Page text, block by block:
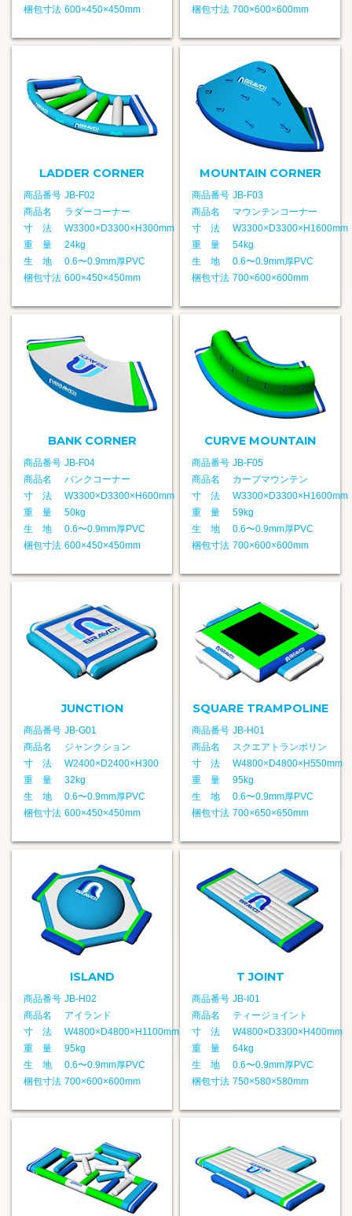
梱包寸法 600×450×450mm
梱包寸法 700×600×600mm
LADDER CORNER
商品番号 JB-F02
商品名
ラダーコーナー
寸 法
W3300×D3300×H300mm
重 量
24kg
生 地
0.6〜0.9mm厚PVC
梱包寸法 600×450×450mm
MOUNTAIN CORNER
商品番号 JB-F03
商品名
マウンテンコーナー
寸 法
W3300×D3300×H1600mm
重 量
54kg
生 地
0.6〜0.9mm厚PVC
梱包寸法 700×600×600mm
BANK CORNER
商品番号 JB-F04
商品名
バンクコーナー
寸 法
W3300×D3300×H600mm
重 量
50kg
生 地
0.6〜0.9mm厚PVC
梱包寸法 600×450×450mm
CURVE MOUNTAIN
商品番号 JB-F05
商品名
カーブマウンテン
寸 法
W3300×D3300×H1600mm
重 量
59kg
生 地
0.6〜0.9mm厚PVC
梱包寸法 700×600×600mm
JUNCTION
商品番号 JB-G01
商品名
ジャンクション
寸 法
W2400×D2400×H300
重 量
32kg
生 地
0.6〜0.9mm厚PVC
梱包寸法 600×450×450mm
SQUARE TRAMPOLINE
商品番号 JB-H01
商品名
スクエアトランポリン
寸 法
W4800×D4800×H550mm
重 量
95kg
生 地
0.6〜0.9mm厚PVC
梱包寸法 700×650×650mm
ISLAND
商品番号 JB-H02
商品名
アイランド
寸 法
W4800×D4800×H1100mm
重 量
95kg
生 地
0.6〜0.9mm厚PVC
梱包寸法 700×600×600mm
T JOINT
商品番号 JB-I01
商品名
ティージョイント
寸 法
W4800×D3300×H400mm
重 量
64kg
生 地
0.6〜0.9mm厚PVC
梱包寸法 750×580×580mm